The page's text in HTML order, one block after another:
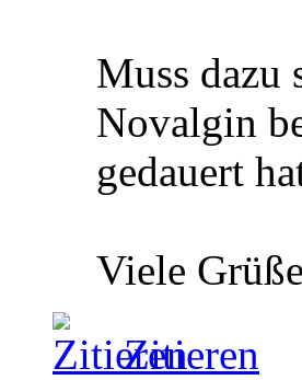
Muss dazu
Novalgin
gedauert
Viele
Zitieren